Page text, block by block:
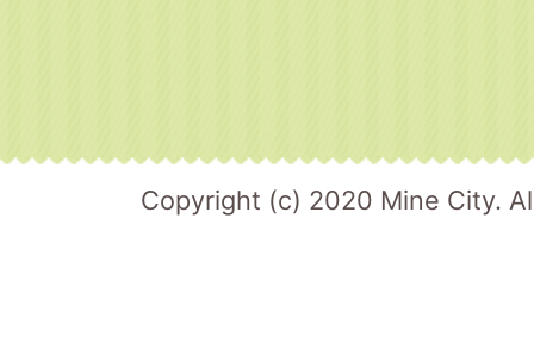
Copyright (c) 2020 Mine City.